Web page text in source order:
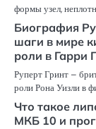
формы узел,
Биография
шаги в мире
роли в Гарри
Руперт Гринт –
роли Рона Уизли в
Что такое
МКБ 10 и